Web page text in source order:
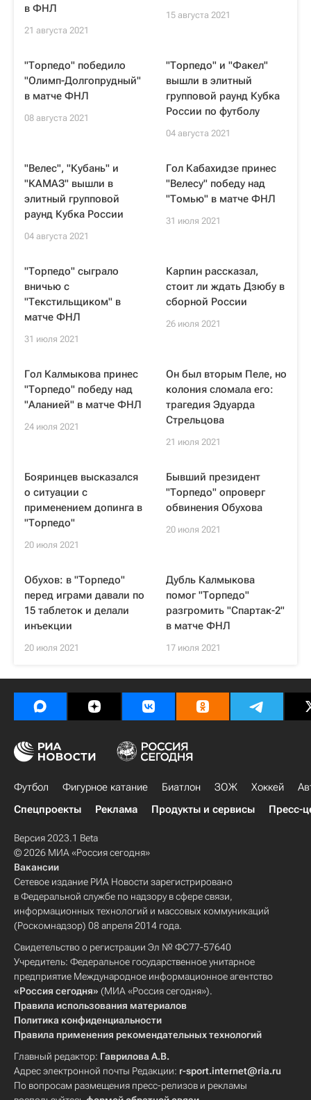
в ФНЛ
21 августа 2021
15 августа 2021
"Торпедо" победило
"Олимп-Долгопрудный"
в матче ФНЛ
08 августа 2021
"Торпедо" и "Факел"
вышли в элитный
групповой раунд Кубка
России по футболу
04 августа 2021
"Велес", "Кубань" и
"КАМАЗ" вышли в
элитный групповой
раунд Кубка России
04 августа 2021
Гол Кабахидзе принес
"Велесу" победу над
"Томью" в матче ФНЛ
31 июля 2021
"Торпедо" сыграло
вничью с
"Текстильщиком" в
матче ФНЛ
31 июля 2021
Карпин рассказал,
стоит ли ждать Дзюбу в
сборной России
26 июля 2021
Гол Калмыкова принес
"Торпедо" победу над
"Аланией" в матче ФНЛ
24 июля 2021
Он был вторым Пеле, но
колония сломала его:
трагедия Эдуарда
Стрельцова
21 июля 2021
Бояринцев высказался
о ситуации с
применением допинга в
"Торпедо"
20 июля 2021
Бывший президент
"Торпедо" опроверг
обвинения Обухова
20 июля 2021
Обухов: в "Торпедо"
перед играми давали по
15 таблеток и делали
инъекции
20 июля 2021
Дубль Калмыкова
помог "Торпедо"
разгромить "Спартак-2"
в матче ФНЛ
17 июля 2021
Футбол Фигурное катание Биатлон ЗОЖ Хоккей
Спецпроекты
Реклама Продукты и сервисы Пресс-
Версия 2023.1 Beta
© 2026 МИА «Россия сегодня»
Вакансии
Сетевое издание РИА Новости зарегистрировано
в Федеральной службе по надзору в сфере связи,
информационных технологий и массовых коммуникаций
(Роскомнадзор) 08 апреля 2014 года.
Свидетельство о регистрации Эл № ФС77-57640
Учредитель: Федеральное государственное унитарное
предприятие Международное информационное агентство
«Россия сегодня» (МИА «Россия сегодня»).
Правила использования материалов
Политика конфиденциальности
Правила применения рекомендательных технологий
Главный редактор: Гаврилова А.В.
Адрес электронной почты Редакции: r-sport.internet@ria.ru
По вопросам размещения пресс-релизов и рекламы